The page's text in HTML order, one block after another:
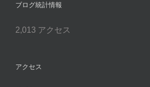
ブログ統計情報
2,013 アクセス
アクセス